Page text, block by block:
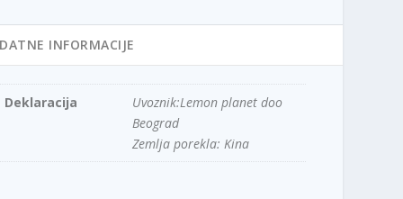
INFORMACIJE
Deklaracija
Uvoznik:Lemon planet doo
Beograd
Zemlja porekla: Kina